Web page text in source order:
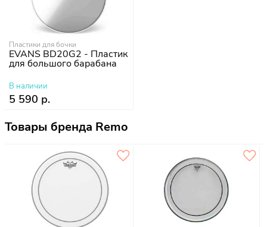
Пластики для бочки
EVANS BD20G2 - Пластик
для большого барабана
В наличии
5 590 р.
Товары бренда Remo